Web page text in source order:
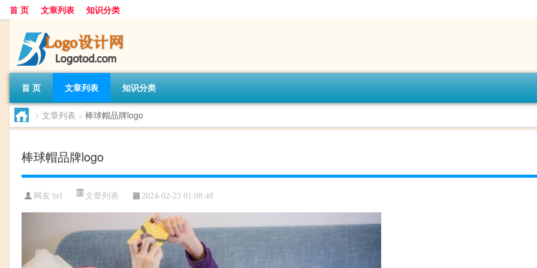
首 页 文章列表 知识分类
首 页 文章列表 知识分类
> 文章列表 > 棒球帽品牌logo
棒球帽品牌logo
网友:brl 文章列表 2024-02-23 01:08:48